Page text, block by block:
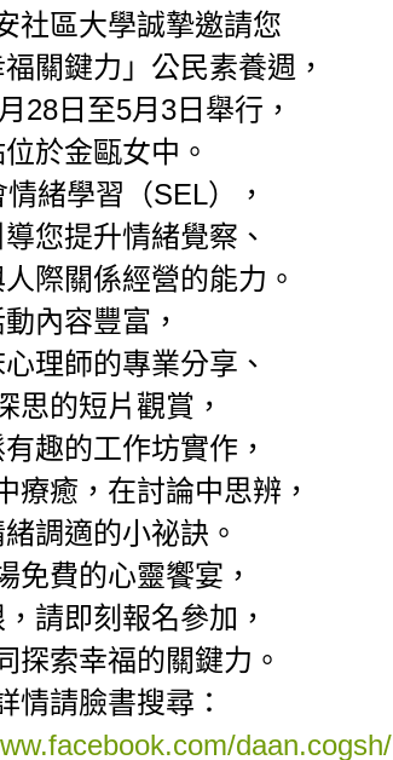
社區大學誠摯邀請您
關鍵力」公民素養週，
28日至5月3日舉行，
於金甌女中。
緒學習（SEL），
您提升情緒覺察、
際關係經營的能力。
內容豐富，
理師的專業分享、
思的短片觀賞，
趣的工作坊實作，
療癒，在討論中思辨，
調適的小祕訣。
免費的心靈饗宴，
請即刻報名參加，
探索幸福的關鍵力。
情請臉書搜尋：
daan.cogsh/